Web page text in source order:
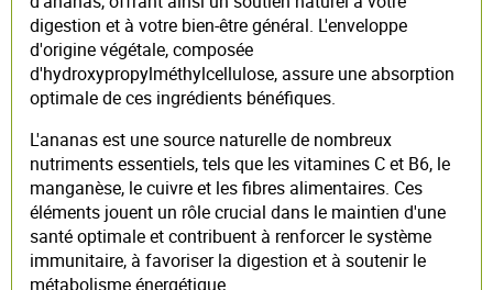
digestion et à votre bien-être général. L'enveloppe
d'origine végétale, composée
d'hydroxypropylméthylcellulose, assure une absorption
optimale de ces ingrédients bénéfiques.
L'ananas est une source naturelle de nombreux
nutriments essentiels, tels que les vitamines C et B6, le
manganèse, le cuivre et les fibres alimentaires. Ces
éléments jouent un rôle crucial dans le maintien d'une
santé optimale et contribuent à renforcer le système
immunitaire, à favoriser la digestion et à soutenir le
métabolisme énergétique.